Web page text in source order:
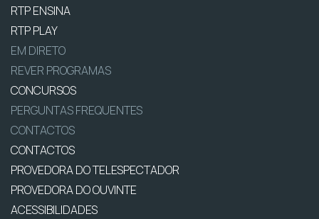
RTP ENSINA
RTP PLAY
EM DIRETO
REVER PROGRAMAS
CONCURSOS
PERGUNTAS FREQUENTES
CONTACTOS
CONTACTOS
PROVEDORA DO TELESPECTADOR
PROVEDORA DO OUVINTE
ACESSIBILIDADES